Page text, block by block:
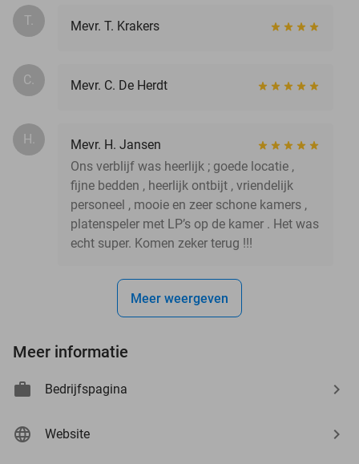
T. Mevr. T. Krakers
C. Mevr. C. De Herdt
H.
Mevr. H. Jansen
Ons verblijf was heerlijk ; goede locatie ,
fijne bedden , heerlijk ontbijt , vriendelijk
personeel , mooie en zeer schone kamers ,
platenspeler met LP’s op de kamer . Het was
echt super. Komen zeker terug !!!
Meer weergeven
Meer informatie
Bedrijfspagina
Website